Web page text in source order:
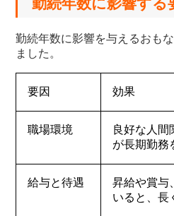
勤続年数に影響を与えるおも
ました。
要因 効果
職場環境
良好な人間
が長期勤務
給与と待遇
昇給や賞与
いると、長